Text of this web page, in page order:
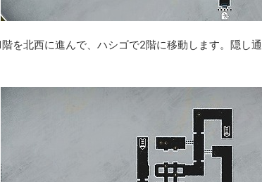
を北西に進んで、ハシゴで2階に移動します。隠し